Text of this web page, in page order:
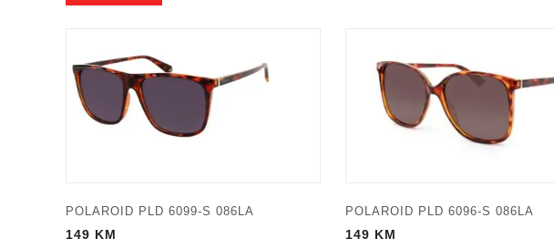
POLAROID PLD 6099-S 086LA
149 KM
POLAROID PLD 6096-S 086LA
149 KM